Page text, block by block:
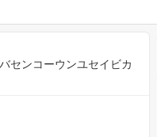
センコーウンユセイビカ